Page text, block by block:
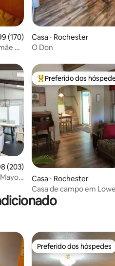
uma avaliação média de 5, 170
(170)
da
Casa ⋅ Rochester
O Don
uma avaliação média de 5, 203
(203)
Entre os melhores
Preferido dos
Casa ⋅ Rochester
Casa de campo em
perfeita para Mayo e o
Preferido dos hóspedes
Preferido dos hóspedes